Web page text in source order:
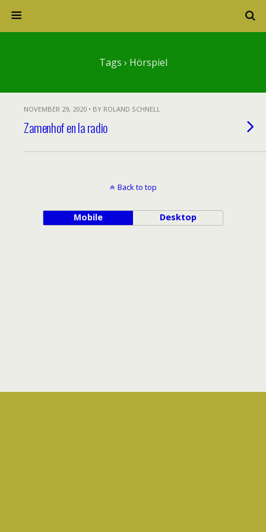
Tags › Hörspiel
NOVEMBER 29, 2020 • BY ROLAND SCHNELL
Zamenhof en la radio
Back to top
Mobile Desktop